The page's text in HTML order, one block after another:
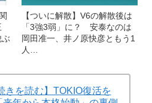
【ついに解散】V6の解散後は
「3強3弱」に？ 安泰なのは
岡田准一、井ノ原快彦ともう1
人…
きを読む】TOKIO復活を